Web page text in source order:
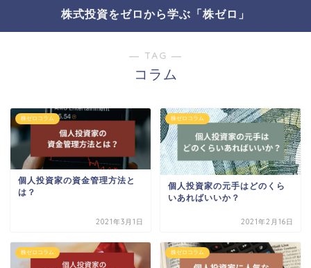
株式投資をゼロから学ぶ「株ゼロ」
― TAG ―
コラム
株ゼロコラム
個人投資家の資金管理方法と
は？
2021年3月1日
株ゼロコラム
個人投資家の元手はどのくら
いあればいいか？
2021年2月16日
株ゼロコラム 株ゼロコラム